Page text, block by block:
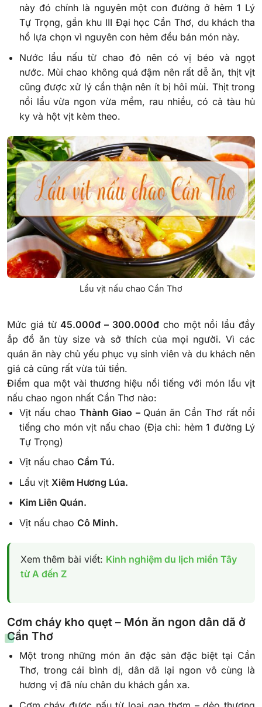
này đó chính là nguyên một con đường ở hẻm 1 Lý
Tự Trọng, gần khu III Đại học Cần Thơ, du khách tha
hồ lựa chọn vì nguyên con hẻm đều bán món này.
Nước lẩu nấu từ chao đỏ nên có vị béo và ngọt
nước. Mùi chao không quá đậm nên rất dễ ăn, thịt vịt
cũng được xử lý cẩn thận nên ít bị hôi mùi. Thịt trong
nồi lẩu vừa ngon vừa mềm, rau nhiều, có cả tàu hủ
ky và hột vịt kèm theo.
Lẩu vịt nấu chao Cần Thơ
Mức giá từ45.000đ – 300.000đ cho một nồi lẩu đầy
ắp đồ ăn tùy size và sở thích của mọi người. Vì các
quán ăn này chủ yếu phục vụ sinh viên và du khách nên
giá cả cũng rất vừa túi tiền.
Điểm qua một vài thương hiệu nổi tiếng với món lẩu vịt
nấu chao ngon nhất Cần Thơ nào:
Vịt nấu chao Thành Giao – Quán ăn Cần Thơ rất nổi
tiếng cho món vịt nấu chao (Địa chỉ: hẻm 1 đường Lý
Tự Trọng)
Vịt nấu chao Cẩm Tú.
Lẩu vịt Xiêm Hương Lúa.
Kim Liên Quán.
Vịt nấu chao Cô Minh.
Xem thêm bài viết: Kinh nghiệm du lịch miền Tây
từ A đến Z
Cơm cháy kho quẹt – Món ăn ngon dân dã ở
Cần Thơ
Một trong những món ăn đặc sản đặc biệt tại Cần
Thơ, trong cái bình dị, dân dã lại ngon vô cùng là
hương vị đã níu chân du khách gần xa.